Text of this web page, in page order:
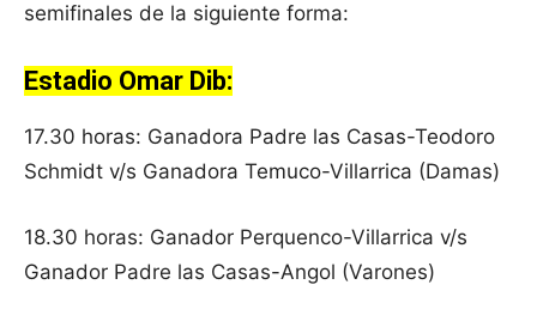
semifinales de la siguiente forma:
Estadio Omar Dib:
17.30 horas: Ganadora Padre las Casas-Teodoro
Schmidt v/s Ganadora Temuco-Villarrica (Damas)
18.30 horas: Ganador Perquenco-Villarrica v/s
Ganador Padre las Casas-Angol (Varones)